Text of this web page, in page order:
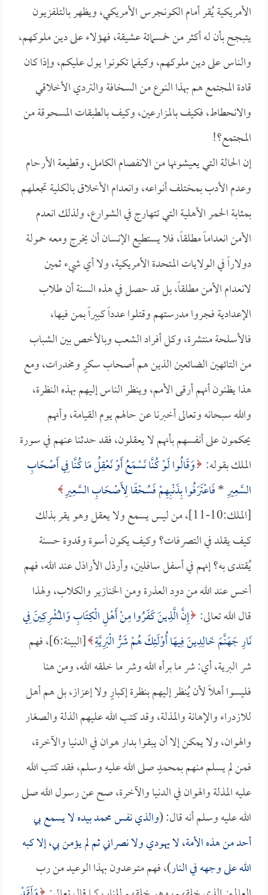
الأمريكية يُقر أمام الكونجرس الأمريكي، ويظهر بالتلفزيون
يتبجح بأن له أكثر من خمسمائة عشيقة، فهؤلاء على دين ملوكهم،
والناس على دين ملوكهم، وكيفما تكونوا يول عليكم، وإذا كان
قادة المجتمع هم بهذا النوع من السخافة والتردي الأخلاقي
والانحطاط، فكيف بالمزارعين، وكيف بالطبقات المسحوقة من
المجتمع؟!
إن الحالة التي يعيشونها من الانفصام الكامل، وقطيعة الأرحام
وعدم الأدب بمختلف أنواعه، وانعدام الأخلاق بالكلية تجعلهم
بمثابة الحمر الأهلية التي تتهارج في الشوارع، ولذلك انعدم
الأمن انعداماً مطلقاً، فلا يستطيع الإنسان أن يخرج ومعه حمولة
دولاراً في الولايات المتحدة الأمريكية، ولا أي شيء ثمين
لانعدام الأمن مطلقاً، بل قد حصل في هذه السنة أن طلاب
الإعدادية فجروا مدرستهم وقتلوا عدداً كبيراً بمن فيها،
فالأسلحة منتشرة، وكل أفراد الشعب وبالأخص بين الشباب
من التائهين الضائعين الذين هم أصحاب سكرٍ ومخدرات، ومع
هذا يظنون أنهم أرقى الأمم، وينظر الناس إليهم بهذه النظرة،
والله سبحانه وتعالى أخبرنا عن حالهم يوم القيامة، وأنهم
يحكمون على أنفسهم بأنهم لا يعقلون، فقد حدثنا عنهم في سورة
الملك بقوله: وَقَالُوا لَوْ كُنَّا نَسْمَعُ أَوْ نَعْقِلُ مَا كُنَّا فِي أَصْحَابِ
السَّعِيرِ*فَاعْتَرَفُوا بِذَنْبِهِمْ فَسُحْقًا لِأَصْحَابِ السَّعِيرِ
[الملك:10-11]، من ليس يسمع ولا يعقل وهو يقر بذلك
كيف يقلد في التصرفات؟ وكيف يكون أسوة وقدوة حسنة
يُقتدى به؟ إنهم في أسفل سافلين، وأرذل الأراذل عند الله، فهم
أخس عند الله من دود العذرة ومن الخنازير والكلاب، ولهذا
قال الله تعالى: إِنَّ الَّذِينَ كَفَرُوا مِنْ أَهْلِ الْكِتَابِ وَالمُشْرِكِينَ فِي
نَارِ جَهَنَّمَ خَالِدِينَ فِيهَا أُوْلَئِكَ هُمْ شَرُّ الْبَرِيَّةِ
[البينة:6]، فهم
شر البرية، أي: شر ما برأه الله وشر ما خلقه الله، ومن هنا
فليسوا أهلاً لأن يُنظر إليهم بنظرة إكبارٍ ولا إعزاز، بل هم أهل
للازدراء والإهانة والمذلة، وقد كتب الله عليهم الذلة والصغار
والهوان، ولا يمكن إلا أن يبقوا بدار هوان في الدنيا والآخرة،
فمن لم يسلم منهم بمحمدٍ صلى الله عليه وسلم، فقد كتب الله
عليه المذلة والهوان في الدنيا والآخرة، صح عن رسول الله صلى
الله عليه وسلم أنه قال: (والذي نفس محمد بيده لا يسمع بي
أحد من هذه الأمة، لا يهودي ولا نصراني ثم لم يؤمن بي، إلا كبه
الله على وجهه في النار)، فهم متوعدون بهذا الوعيد من رب